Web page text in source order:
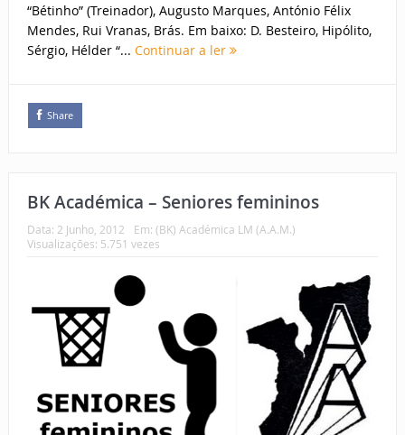
“Bétinho” (Treinador), Augusto Marques, António Félix
Mendes, Rui Vranas, Brás. Em baixo: D. Besteiro, Hipólito,
Sérgio, Hélder “... Continuar a ler
Share
BK Académica – Seniores femininos
Data: 2 Junho, 2012 Em: (BK) Académica LM (A.A.M.)
Visualizações: 5.751 vezes